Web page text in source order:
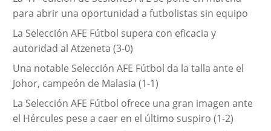
s
para abrir una oportunidad a futbolistas sin equipo
La Selección AFE Fútbol supera con eficacia y
autoridad al Atzeneta (3-0)
Una notable Selección AFE Fútbol da la talla ante el
Johor, campeón de Malasia (1-1)
La Selección AFE Fútbol ofrece una gran imagen ante
el Hércules pese a caer en el último suspiro (1-2)